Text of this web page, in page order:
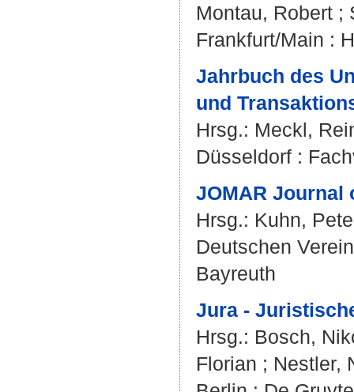
Montau, Robert ;
Frankfurt/Main :
Jahrbuch des
und
Hrsg.: Meckl,
Düsseldorf :
JOMAR Journal
Hrsg.: Kuhn,
Deutschen
Bayreuth
Jura -
Hrsg.: Bosch,
Florian ; Nestler,